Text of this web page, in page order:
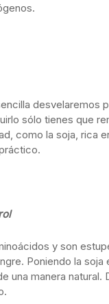
desvelaremos
sólo tienes que
como la soja, rica
y son
Poniendo la soja
una manera